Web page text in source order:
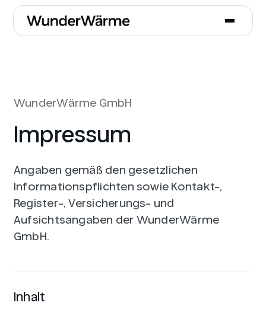
WunderWärme GmbH
Impressum
Angaben gemäß den gesetzlichen
Informationspflichten sowie Kontakt-,
Register-, Versicherungs- und
Aufsichtsangaben der WunderWärme
GmbH.
Inhalt